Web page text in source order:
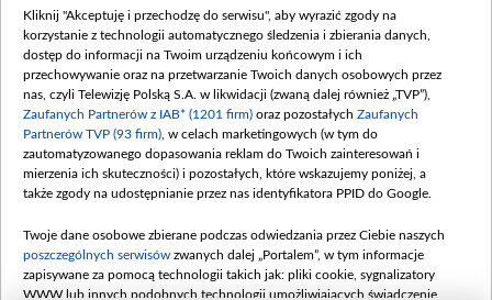
Procedura zgłoszeń wewnętrznych
Kliknij "Akceptuję i przechodzę do serwisu", aby wyrazić zgody na
korzystanie z technologii automatycznego śledzenia i zbierania danych,
dostęp do informacji na Twoim urządzeniu końcowym i ich
przechowywanie oraz na przetwarzanie Twoich danych osobowych przez
nas, czyli Telewizję Polską S.A. w likwidacji (zwaną dalej również „TVP”),
Zaufanych Partnerów z IAB* (1201 firm) oraz pozostałych Zaufanych
Partnerów TVP (93 firm) , w celach marketingowych (w tym do
zautomatyzowanego dopasowania reklam do Twoich zainteresowań i
mierzenia ich skuteczności) i pozostałych, które wskazujemy poniżej, a
także zgody na udostępnianie przez nas identyfikatora PPID do Google.
Twoje dane osobowe zbierane podczas odwiedzania przez Ciebie naszych
poszczególnych serwisów zwanych dalej „Portalem”, w tym informacje
zapisywane za pomocą technologii takich jak: pliki cookie, sygnalizatory
WWW lub innych podobnych technologii umożliwiających świadczenie